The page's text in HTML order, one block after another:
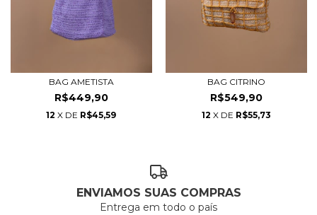
BAG AMETISTA
R$449,90
12 X DE R$45,59
BAG CITRINO
R$549,90
12 X DE R$55,73
ENVIAMOS SUAS COMPRAS
Entrega em todo o país